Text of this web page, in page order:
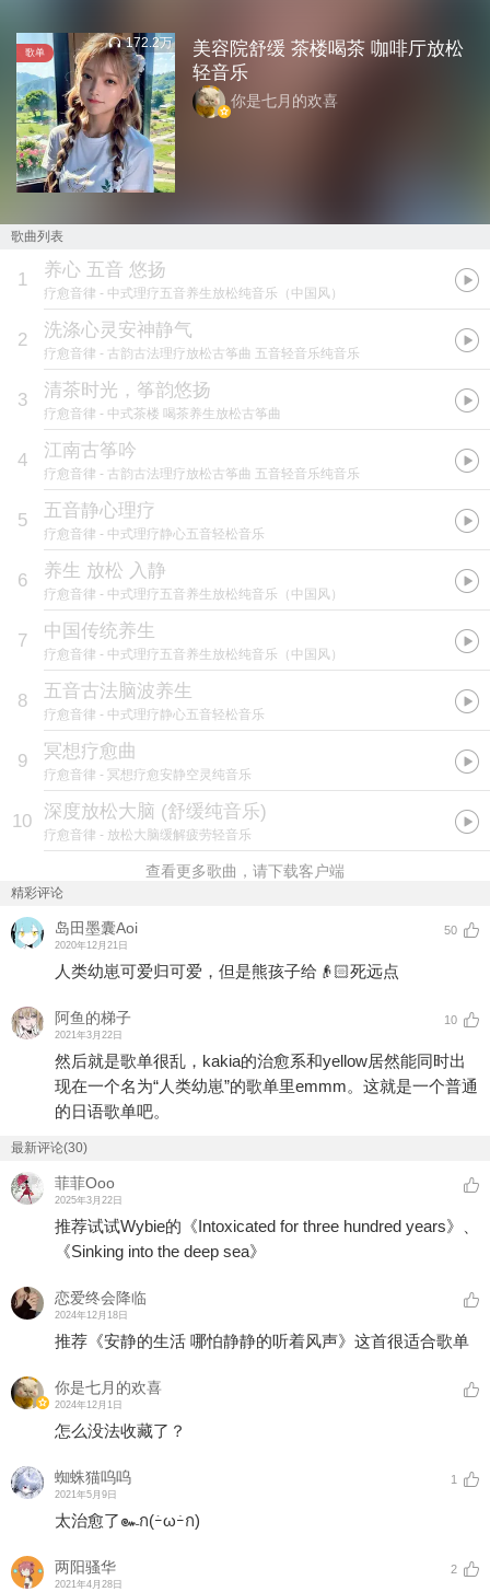
歌单
172.2万
美容院舒缓 茶楼喝茶 咖啡厅放松
轻音乐
你是七月的欢喜
歌曲列表
1 养心 五音 悠扬
疗愈音律 - 中式理疗五音养生放松纯音乐（中国风）
2 洗涤心灵安神静气
疗愈音律 - 古韵古法理疗放松古筝曲 五音轻音乐纯音乐
3 清茶时光，筝韵悠扬
疗愈音律 - 中式茶楼 喝茶养生放松古筝曲
4 江南古筝吟
疗愈音律 - 古韵古法理疗放松古筝曲 五音轻音乐纯音乐
5 五音静心理疗
疗愈音律 - 中式理疗静心五音轻松音乐
6 养生 放松 入静
疗愈音律 - 中式理疗五音养生放松纯音乐（中国风）
7 中国传统养生
疗愈音律 - 中式理疗五音养生放松纯音乐（中国风）
8 五音古法脑波养生
疗愈音律 - 中式理疗静心五音轻松音乐
9 冥想疗愈曲
疗愈音律 - 冥想疗愈安静空灵纯音乐
10 深度放松大脑 (舒缓纯音乐)
疗愈音律 - 放松大脑缓解疲劳轻音乐
查看更多歌曲，请下载客户端
精彩评论
岛田墨囊Aoi
2020年12月21日
50
人类幼崽可爱归可爱，但是熊孩子给👴🏻死远点
阿鱼的梯子
2021年3月22日
10
然后就是歌单很乱，kakia的治愈系和yellow居然能同时出
现在一个名为“人类幼崽”的歌单里emmm。这就是一个普通
的日语歌单吧。
最新评论(30)
菲菲Ooo
2025年3月22日
推荐试试Wybie的《Intoxicated for three hundred years》、
《Sinking into the deep sea》
恋爱终会降临
2024年12月18日
推荐《安静的生活 哪怕静静的听着风声》这首很适合歌单
你是七月的欢喜
2024年12月1日
怎么没法收藏了？
蜘蛛猫呜呜
2021年5月9日
1
太治愈了๛ก(ｰ̀ωｰ́ก)
两阳骚华
2021年4月28日
2